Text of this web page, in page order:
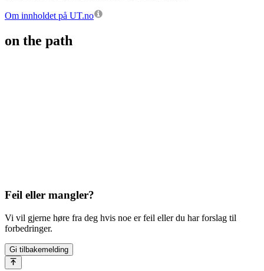
Om innholdet på UT.no
on the path
Feil eller mangler?
Vi vil gjerne høre fra deg hvis noe er feil eller du har forslag til
forbedringer.
Gi tilbakemelding